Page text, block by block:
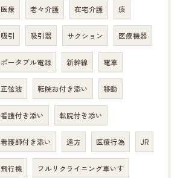
医療 老々介護 在宅介護 痰
吸引 吸引器 サクション 医療機器
ポータブル電源 新幹線 電車
正弦波 転院お付き添い 移動
看護付き添い 転院付き添い
看護師付き添い 遠方 医療行為 JR
飛行機 フルリクライニング車いす